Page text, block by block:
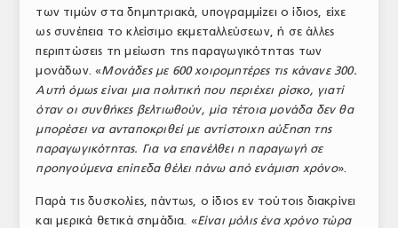
των τιμών στα δημητριακά, υπογραμμίζει ο ίδιος, είχε
ως συνέπεια το κλείσιμο εκμεταλλεύσεων, ή σε άλλες
περιπτώσεις τη μείωση της παραγωγικότητας των
μονάδων. «Μονάδες με 600 χοιρομητέρες τις κάνανε 300.
Αυτή όμως είναι μια πολιτική που περιέχει ρίσκο, γιατί
όταν οι συνθήκες βελτιωθούν, μία τέτοια μονάδα δεν θα
μπορέσει να ανταποκριθεί με αντίστοιχη αύξηση της
παραγωγικότητας. Για να επανέλθει η παραγωγή σε
προηγούμενα επίπεδα θέλει πάνω από ενάμιση χρόνο».
Παρά τις δυσκολίες, πάντως, ο ίδιος εν τούτοις διακρίνει
και μερικά θετικά σημάδια. «Είναι μόλις ένα χρόνο τώρα